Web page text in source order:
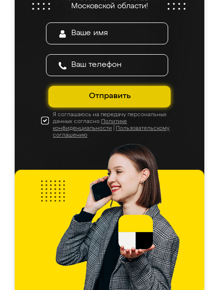
Московской области!
Отправить
Я соглашаюсь на передачу персональных
данных согласно Политике
конфиденциальности
Пользовательскому
соглашению